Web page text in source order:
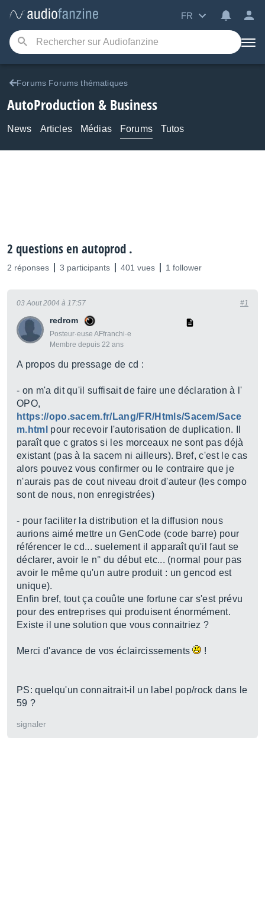
FR
Forums Forums thématiques
AutoProduction & Business
News Articles Médias Forums Tutos
2 questions en autoprod .
2 réponses 3 participants 401 vues 1 follower
redrom
Posteur·euse AFfranchi·e
Membre depuis 22 ans
03 Aout 2004 à 17:57 #1
A propos du pressage de cd :
- on m'a dit qu'il suffisait de faire une déclaration à l'
OPO,
https://opo.sacem.fr/Lang/FR/Htmls/Sacem/Sace
m.html pour recevoir l'autorisation de duplication. Il
paraît que c gratos si les morceaux ne sont pas déjà
existant (pas à la sacem ni ailleurs). Bref, c'est le cas
alors pouvez vous confirmer ou le contraire que je
n'aurais pas de cout niveau droit d'auteur (les compo
sont de nous, non enregistrées)
- pour faciliter la distribution et la diffusion nous
aurions aimé mettre un GenCode (code barre) pour
référencer le cd... suelement il apparaît qu'il faut se
déclarer, avoir le n° du début etc... (normal pour pas
avoir le même qu'un autre produit : un gencod est
unique).
Enfin bref, tout ça couûte une fortune car s'est prévu
pour des entreprises qui produisent énormément.
Existe il une solution que vous connaitriez ?
Merci d'avance de vos éclaircissements !
PS: quelqu'un connaitrait-il un label pop/rock dans le
59 ?
signaler